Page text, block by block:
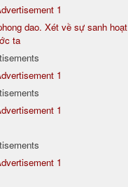
1
dao. Xét về sự sanh hoạt
ta
1
1
1